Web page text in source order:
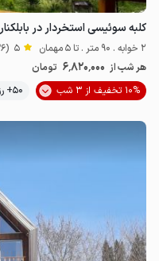
کلبه سوئیسی استخردار در بابلکنار
2 خوابه . 90 متر . تا 5 مهمان 5 (36 نظر)
هر شب از 6٬820٬000 تومان
10% تخفیف از 3 شب
50+ رزرو موفق